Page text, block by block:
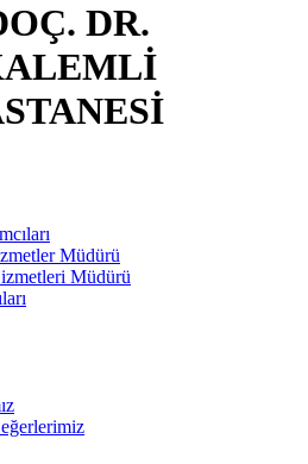
DR.
Müdürü
Müdürü